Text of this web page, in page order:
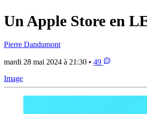
Un Apple Store en
Pierre Dandumont
mardi 28 mai 2024 à 21:30 • 49
Image